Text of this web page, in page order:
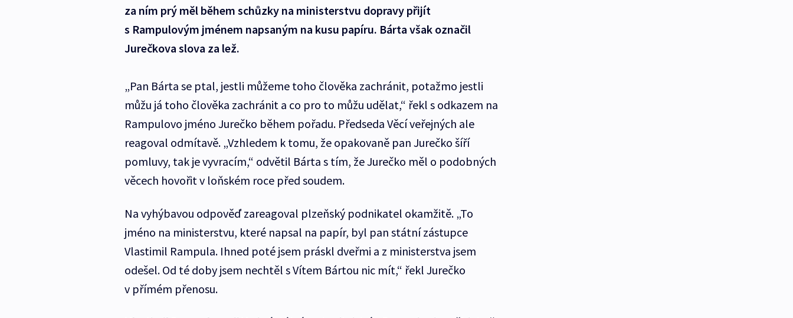
za ním prý měl během schůzky na ministerstvu dopravy přijít
s Rampulovým jménem napsaným na kusu papíru. Bárta však označil
Jurečkova slova za lež.
„Pan Bárta se ptal, jestli můžeme toho člověka zachránit, potažmo jestli
můžu já toho člověka zachránit a co pro to můžu udělat,“ řekl s odkazem na
Rampulovo jméno Jurečko během pořadu. Předseda Věcí veřejných ale
reagoval odmítavě. „Vzhledem k tomu, že opakovaně pan Jurečko šíří
pomluvy, tak je vyvracím,“ odvětil Bárta s tím, že Jurečko měl o podobných
věcech hovořit v loňském roce před soudem.
Na vyhýbavou odpověď zareagoval plzeňský podnikatel okamžitě. „To
jméno na ministerstvu, které napsal na papír, byl pan státní zástupce
Vlastimil Rampula. Ihned poté jsem práskl dveřmi a z ministerstva jsem
odešel. Od té doby jsem nechtěl s Vítem Bártou nic mít,“ řekl Jurečko
v přímém přenosu.